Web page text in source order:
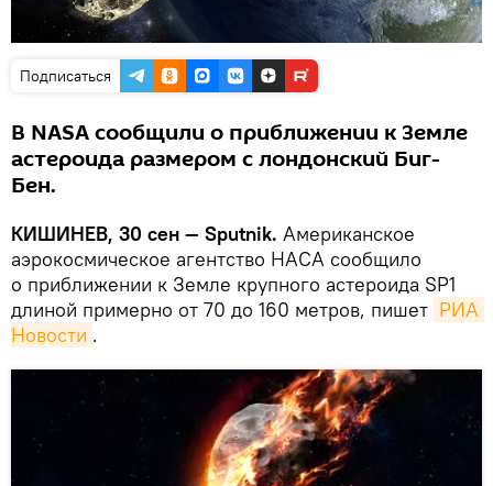
Подписаться
В NASA сообщили о приближении к Земле
астероида размером с лондонский Биг-
Бен.
КИШИНЕВ, 30 сен — Sputnik. Американское
аэрокосмическое агентство НАСА сообщило
о приближении к Земле крупного астероида SP1
длиной примерно от 70 до 160 метров, пишет РИА
Новости .